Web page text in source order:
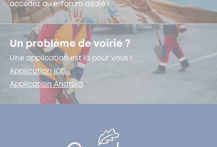
accédez au e-forum dédié !
Un problème de voirie ?
Une application est là pour vous !
Application iOS
Application Android